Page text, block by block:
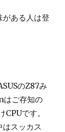
ある人は登
のZ87み
はご存知の
です。
スッカス